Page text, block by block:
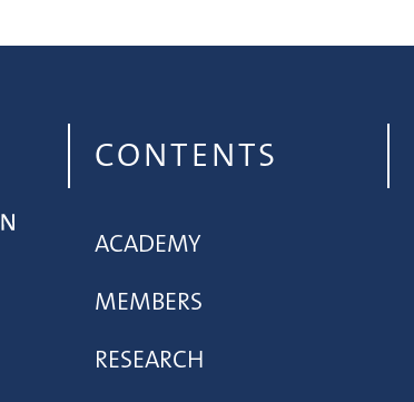
CONTENTS
ACADEMY
MEMBERS
RESEARCH